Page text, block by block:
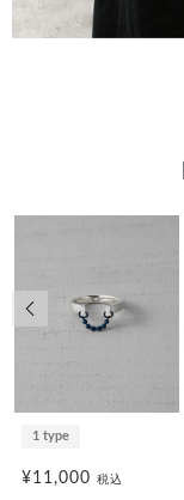
1 type
¥11,000税込
前の画像